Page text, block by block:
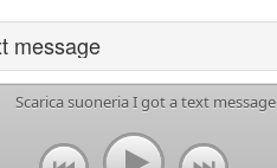
message
Scarica suoneria I got a text message